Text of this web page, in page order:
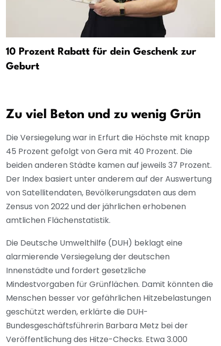
10 Prozent Rabatt für dein Geschenk zur
Geburt
Zu viel Beton und zu wenig Grün
Die Versiegelung war in Erfurt die Höchste mit knapp
45 Prozent gefolgt von Gera mit 40 Prozent. Die
beiden anderen Städte kamen auf jeweils 37 Prozent.
Der Index basiert unter anderem auf der Auswertung
von Satellitendaten, Bevölkerungsdaten aus dem
Zensus von 2022 und der jährlichen erhobenen
amtlichen Flächenstatistik.
Die Deutsche Umwelthilfe (DUH) beklagt eine
alarmierende Versiegelung der deutschen
Innenstädte und fordert gesetzliche
Mindestvorgaben für Grünflächen. Damit könnten die
Menschen besser vor gefährlichen Hitzebelastungen
geschützt werden, erklärte die DUH-
Bundesgeschäftsführerin Barbara Metz bei der
Veröffentlichung des Hitze-Checks. Etwa 3.000